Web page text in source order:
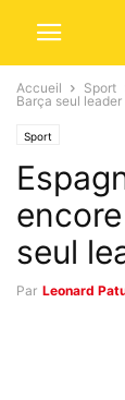
Accueil Sport
Barça seul leader
Sport
seul
Par Leonard